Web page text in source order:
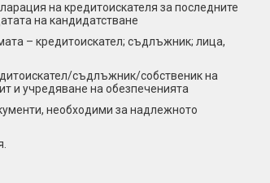
на кредитоискателя за последните
на кандидатстване
– кредитоискател; съдлъжник; лица,
съдлъжник/собственик на
и учредяване на обезпеченията
необходими за надлежното